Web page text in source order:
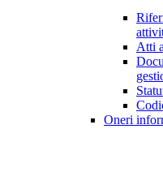
Atti
Oneri